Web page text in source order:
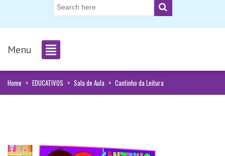
Menu
Home > EDUCATIVOS > Sala de Aula > Cantinho da Leitura